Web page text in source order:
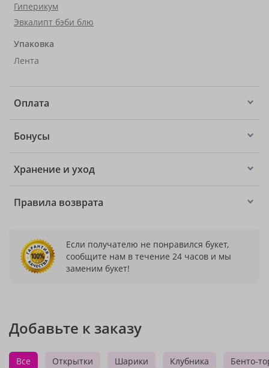
Гиперикум
Эвкалипт бэби блю
Упаковка
Лента
Оплата
Бонусы
Хранение и уход
Правила возврата
Если получателю не понравился букет,
сообщите нам в течение 24 часов и мы
заменим букет!
Добавьте к заказу
Все Открытки Шарики Клубника Бенто-